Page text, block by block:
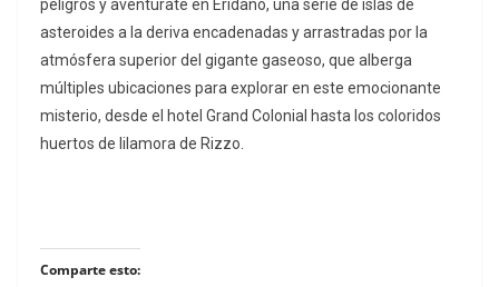
peligros y aventúrate en Erídano, una serie de islas de
asteroides a la deriva encadenadas y arrastradas por la
atmósfera superior del gigante gaseoso, que alberga
múltiples ubicaciones para explorar en este emocionante
misterio, desde el hotel Grand Colonial hasta los coloridos
huertos de lilamora de Rizzo.
Comparte esto: